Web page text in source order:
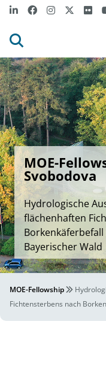
MOE-
Svobodova
Hydrologische
flächenhaften
Bayerischer Wald
MOE-Fellowship
Fichtensterbens nach